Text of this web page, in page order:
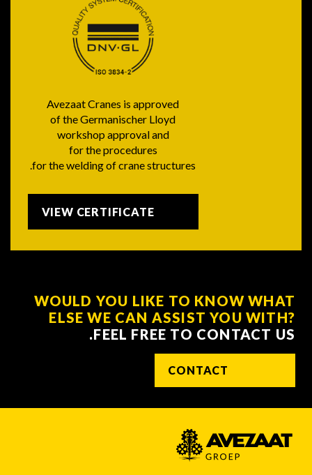
Avezaat Cranes is approved
of the Germanischer Lloyd
workshop approval and
for the procedures
for the welding of crane structures.
VIEW CERTIFICATE
WOULD YOU LIKE TO KNOW WHAT
ELSE WE CAN ASSIST YOU WITH?
FEEL FREE TO CONTACT US.
CONTACT